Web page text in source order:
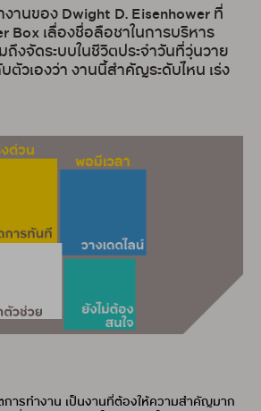
านของ Dwight D. Eisenhower ที่
Box เลื่องชื่อลือชาในการบริหาร
ถึงจัดระบบในชีวิตประจำวันที่วุ่นวาย
ตัวเองว่า งานนี้สำคัญระดับไหน เร่ง
ารทำงาน เป็นงานที่ต้องให้ความสำคัญมาก